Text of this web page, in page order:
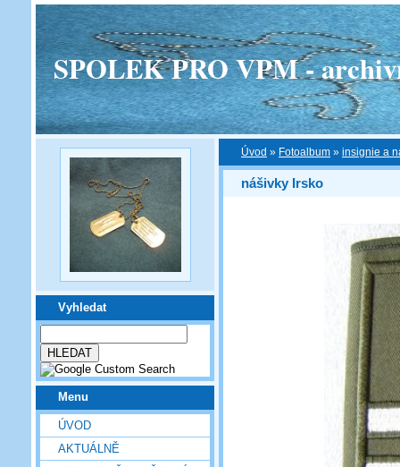
SPOLEK PRO VPM -
Vyhledat
Menu
ÚVOD
AKTUÁLNĚ
Úvod » Fotoalbum » insignie a
nášivky Irsko